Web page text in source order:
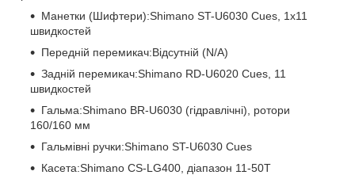
Манетки (Шифтери):Shimano ST-U6030 Cues, 1x11
швидкостей
Передній перемикач:Відсутній (N/A)
Задній перемикач:Shimano RD-U6020 Cues, 11
швидкостей
Гальма:Shimano BR-U6030 (гідравлічні), ротори
160/160 мм
Гальмівні ручки:Shimano ST-U6030 Cues
Касета:Shimano CS-LG400, діапазон 11-50T